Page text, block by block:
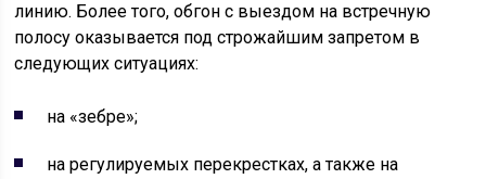
линию. Более того, обгон с выездом на встречную
полосу оказывается под строжайшим запретом в
следующих ситуациях:
на «зебре»;
на регулируемых перекрестках, а также на